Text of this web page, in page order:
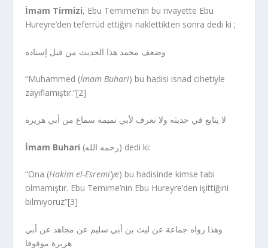
İmam Tirmizi, Ebu Temime’nin bu rivayette Ebu
Hureyre’den teferrüd ettiğini naklettikten sonra dedi ki ;
وضعف محمد هذا الحديث من قبل إسناده
“Muhammed (İmam Buhari) bu hadisi isnad cihetiyle
zayıflamıştır.”[2]
لا يتابع في حديثه ولا نعرف لأبي تميمة سماع من أبي هريرة
İmam Buhari (رحمه الله) dedi ki:
“Ona (Hakim el-Esremi’ye) bu hadisinde kimse tabi
olmamıştır. Ebu Temime’nin Ebu Hureyre’den işittiğini
bilmiyoruz”[3]
وهذا رواه جماعة عن ليث بن أبي سليم عن مجاهد عن أبي
هريرة موقوفا